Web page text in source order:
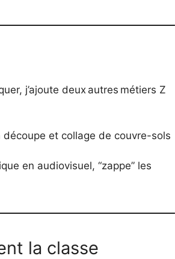
j’ajoute deux autres métiers Z
découpe et collage de couvre-sols
en audiovisuel, “zappe” les
la classe